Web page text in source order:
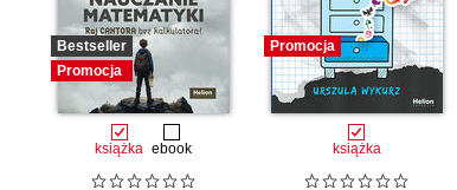
Bestseller
Promocja
książka ebook
Promocja
książka